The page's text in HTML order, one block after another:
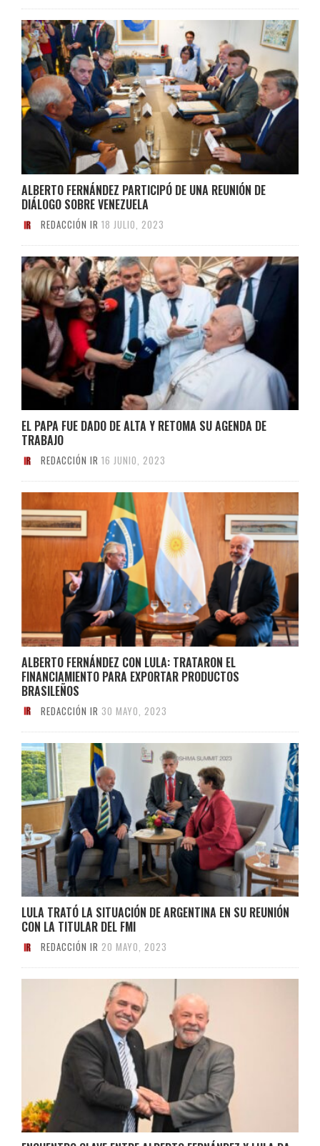
ALBERTO FERNÁNDEZ PARTICIPÓ DE UNA REUNIÓN DE
DIÁLOGO SOBRE VENEZUELA
REDACCIÓN IR 18 JULIO, 2023
EL PAPA FUE DADO DE ALTA Y RETOMA SU AGENDA DE
TRABAJO
REDACCIÓN IR 16 JUNIO, 2023
ALBERTO FERNÁNDEZ CON LULA: TRATARON EL
FINANCIAMIENTO PARA EXPORTAR PRODUCTOS
BRASILEÑOS
REDACCIÓN IR 30 MAYO, 2023
LULA TRATÓ LA SITUACIÓN DE ARGENTINA EN SU REUNIÓN
CON LA TITULAR DEL FMI
REDACCIÓN IR 20 MAYO, 2023